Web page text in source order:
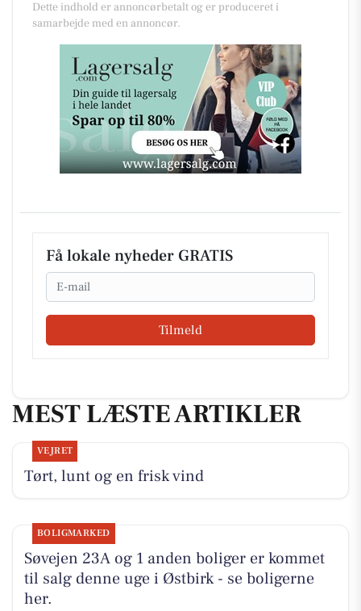
Dette indhold er annoncørbetalt og er produceret i
samarbejde med en annoncør.
Få lokale nyheder GRATIS
Email
Tilmeld
MEST LÆSTE ARTIKLER
VEJRET
Tørt, lunt og en frisk vind
BOLIGMARKED
Søvejen 23A og 1 anden boliger er kommet
til salg denne uge i Østbirk - se boligerne
her.